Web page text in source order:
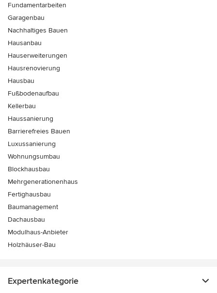
Fundamentarbeiten
Garagenbau
Nachhaltiges Bauen
Hausanbau
Hauserweiterungen
Hausrenovierung
Hausbau
Fußbodenaufbau
Kellerbau
Haussanierung
Barrierefreies Bauen
Luxussanierung
Wohnungsumbau
Blockhausbau
Mehrgenerationenhaus
Fertighausbau
Baumanagement
Dachausbau
Modulhaus-Anbieter
Holzhäuser-Bau
Expertenkategorie